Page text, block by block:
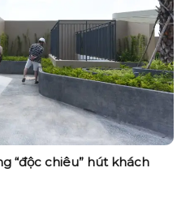
“độc chiêu” hút khách